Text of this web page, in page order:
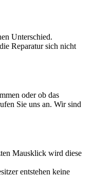
Unterschied.
Reparatur sich nicht
oder ob das
Sie uns an. Wir sind
Mausklick wird diese
entstehen keine